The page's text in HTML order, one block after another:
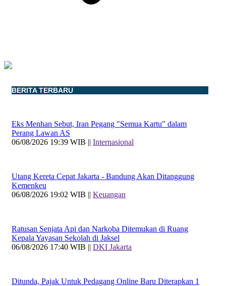
BERITA TERBARU
Eks Menhan Sebut, Iran Pegang "Semua Kartu" dalam
Perang Lawan AS
06/08/2026 19:39 WIB || Internasional
Utang Kereta Cepat Jakarta - Bandung Akan Ditanggung
Kemenkeu
06/08/2026 19:02 WIB || Keuangan
Ratusan Senjata Api dan Narkoba Ditemukan di Ruang
Kepala Yayasan Sekolah di Jaksel
06/08/2026 17:40 WIB || DKI Jakarta
Ditunda, Pajak Untuk Pedagang Online Baru Diterapkan 1